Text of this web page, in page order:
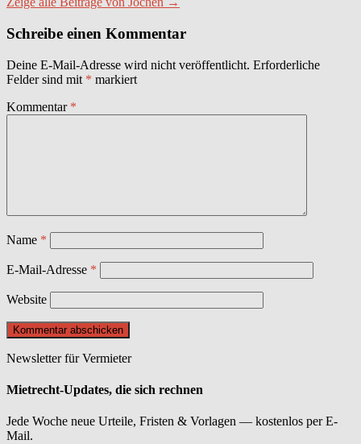
Schreibe einen Kommentar
Deine E-Mail-Adresse wird nicht veröffentlicht. Erforderliche
Felder sind mit * markiert
Kommentar *
Name *
E-Mail-Adresse *
Website
Newsletter für Vermieter
Mietrecht-Updates, die sich rechnen
Jede Woche neue Urteile, Fristen & Vorlagen — kostenlos per E-
Mail.